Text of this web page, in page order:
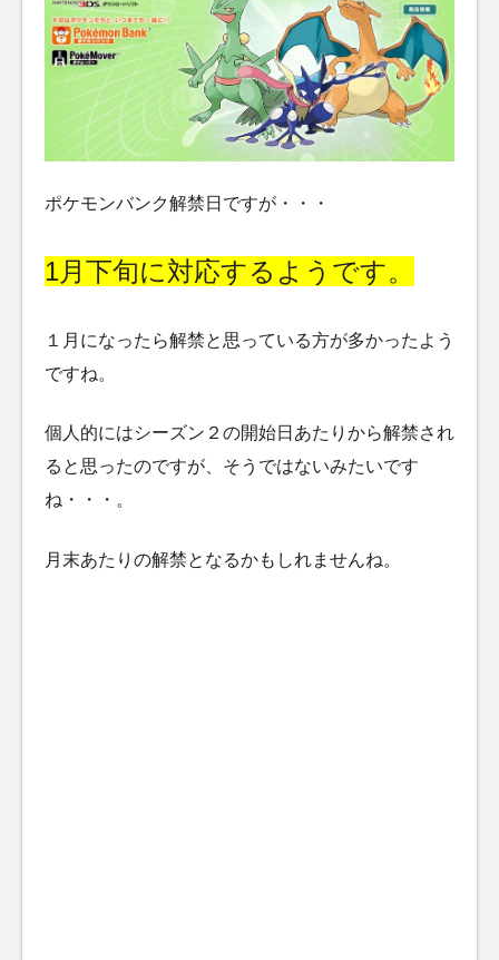
ポケモンバンク解禁日ですが・・・
1月下旬に対応するようです。
１月になったら解禁と思っている方が多かったよう
ですね。
個人的にはシーズン２の開始日あたりから解禁され
ると思ったのですが、そうではないみたいです
ね・・・。
月末あたりの解禁となるかもしれませんね。